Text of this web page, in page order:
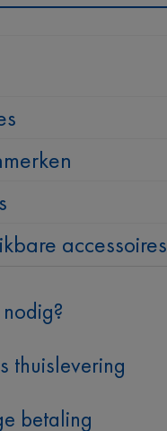
accessoires
thuislevering
betaling